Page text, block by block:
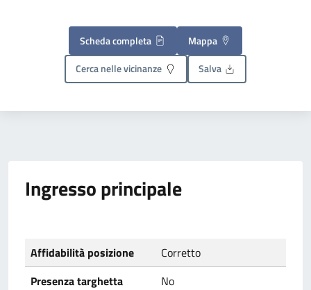
Scheda completa
Mappa
Cerca nelle vicinanze
Salva
Ingresso principale
Affidabilità posizione
Corretto
Presenza targhetta
No